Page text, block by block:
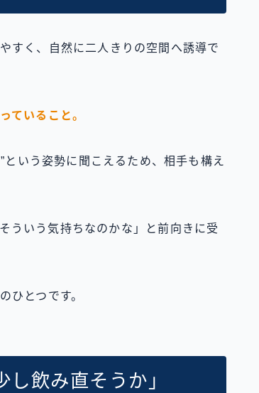
すく、自然に二人きりの空間へ誘導で
ていること。
という姿勢に聞こえるため、相手も構え
ういう気持ちなのかな」と前向きに受
ひとつです。
し飲み直そうか」